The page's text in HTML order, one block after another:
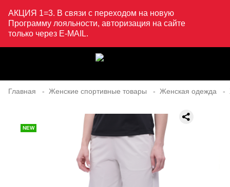
АКЦИЯ 1=3. В связи с переходом на новую
Программу лояльности, авторизация на сайте
только через E-MAIL.
Главная Женские спортивные товары Женская одежда
NEW